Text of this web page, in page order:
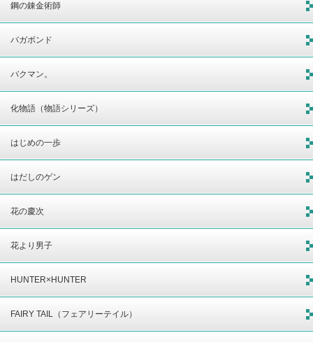
鋼の錬金術師
バガボンド
バクマン。
化物語（物語シリーズ）
はじめの一歩
はだしのゲン
花の慶次
花より男子
HUNTER×HUNTER
FAIRY TAIL（フェアリーテイル）